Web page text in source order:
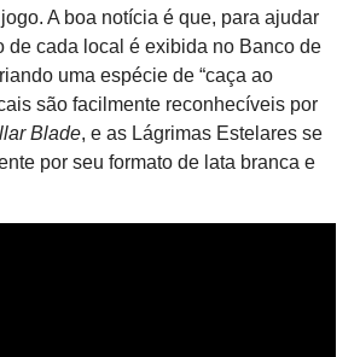
A boa notícia é que, para ajudar
de cada local é exibida no Banco de
uma espécie de “caça ao
são facilmente reconhecíveis por
Blade, e as Lágrimas Estelares se
por seu formato de lata branca e